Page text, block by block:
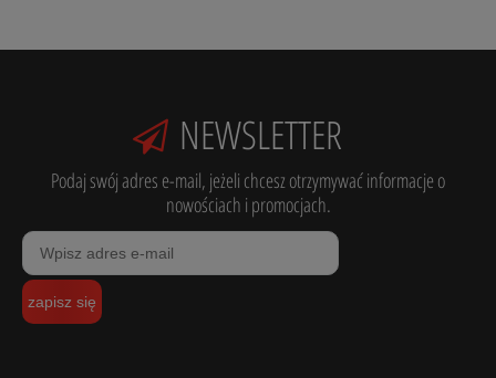
NEWSLETTER
Podaj swój adres e-mail, jeżeli chcesz otrzymywać informacje o
nowościach i promocjach.
zapisz się